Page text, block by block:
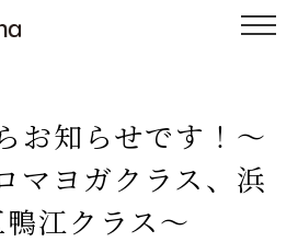
イベント・講座
お知らせです！〜
マヨガクラス、浜
江クラス〜